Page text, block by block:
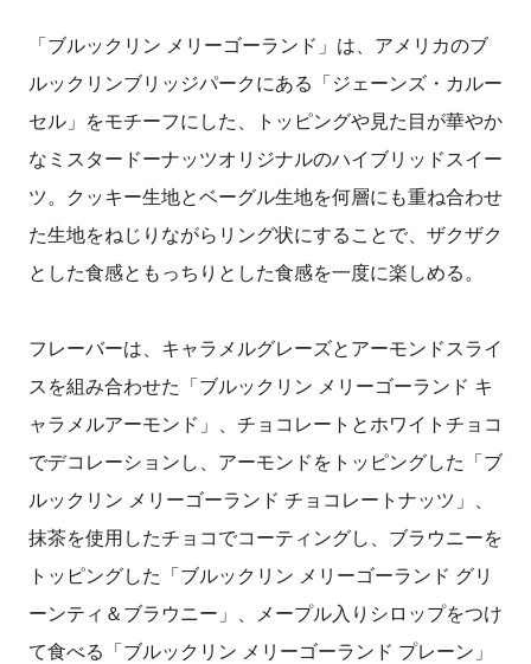
「ブルックリン メリーゴーランド」は、アメリカのブ
ルックリンブリッジパークにある「ジェーンズ・カルー
セル」をモチーフにした、トッピングや見た目が華やか
なミスタードーナッツオリジナルのハイブリッドスイー
ツ。クッキー生地とベーグル生地を何層にも重ね合わせ
た生地をねじりながらリング状にすることで、ザクザク
とした食感ともっちりとした食感を一度に楽しめる。
フレーバーは、キャラメルグレーズとアーモンドスライ
スを組み合わせた「ブルックリン メリーゴーランド キ
ャラメルアーモンド」、チョコレートとホワイトチョコ
でデコレーションし、アーモンドをトッピングした「ブ
ルックリン メリーゴーランド チョコレートナッツ」、
抹茶を使用したチョコでコーティングし、ブラウニーを
トッピングした「ブルックリン メリーゴーランド グリ
ーンティ＆ブラウニー」、メープル入りシロップをつけ
て食べる「ブルックリン メリーゴーランド プレーン」